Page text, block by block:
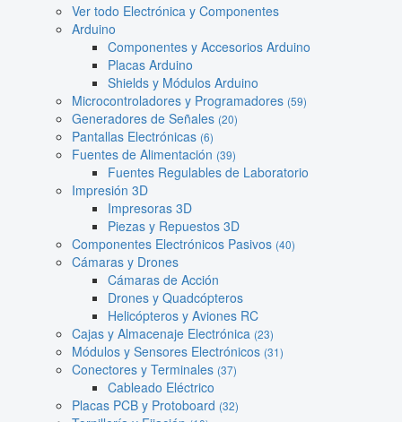
Ver todo Electrónica y Componentes
Arduino
Componentes y Accesorios Arduino
Placas Arduino
Shields y Módulos Arduino
Microcontroladores y Programadores (59)
Generadores de Señales (20)
Pantallas Electrónicas (6)
Fuentes de Alimentación (39)
Fuentes Regulables de Laboratorio
Impresión 3D
Impresoras 3D
Piezas y Repuestos 3D
Componentes Electrónicos Pasivos (40)
Cámaras y Drones
Cámaras de Acción
Drones y Quadcópteros
Helicópteros y Aviones RC
Cajas y Almacenaje Electrónica (23)
Módulos y Sensores Electrónicos (31)
Conectores y Terminales (37)
Cableado Eléctrico
Placas PCB y Protoboard (32)